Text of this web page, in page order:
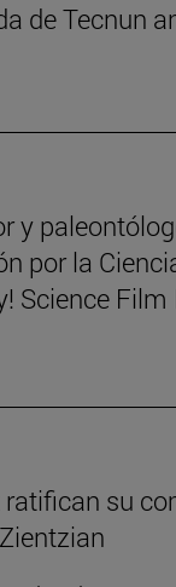
de Tecnun
y
por la
Science Film
ratifican su